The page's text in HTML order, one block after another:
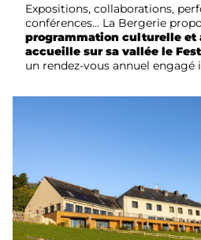
Expositions, collaborations,
conférences… La Bergerie
programmation culturelle et
accueille sur sa vallée le
un rendez-vous annuel engagé